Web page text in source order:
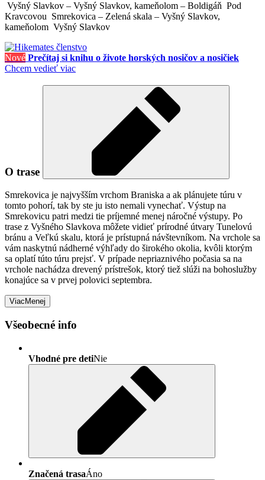
Vyšný Slavkov – Vyšný Slavkov, kameňolom – Boldigáň Pod
Kravcovou Smrekovica – Zelená skala – Vyšný Slavkov,
kameňolom Vyšný Slavkov
Nové Prečítaj si knihu o živote horských nosičov a nosičiek
Chcem vedieť viac
O trase
Smrekovica je najvyšším vrchom Braniska a ak plánujete túru v
tomto pohorí, tak by ste ju isto nemali vynechať. Výstup na
Smrekovicu patri medzi tie príjemné menej náročné výstupy. Po
trase z Vyšného Slavkova môžete vidieť prírodné útvary Tunelovú
bránu a Veľkú skalu, ktorá je prístupná návštevníkom. Na vrchole sa
vám naskytnú nádherné výhľady do širokého okolia, kvôli ktorým
sa oplatí túto túru prejsť. V prípade nepriaznivého počasia sa na
vrchole nachádza drevený prístrešok, ktorý tiež slúži na bohoslužby
konajúce sa v prvej polovici septembra.
Viac Menej
Všeobecné info
Vhodné pre detiNie
Značená trasaÁno